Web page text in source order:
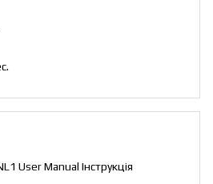
User Manual Інструкція